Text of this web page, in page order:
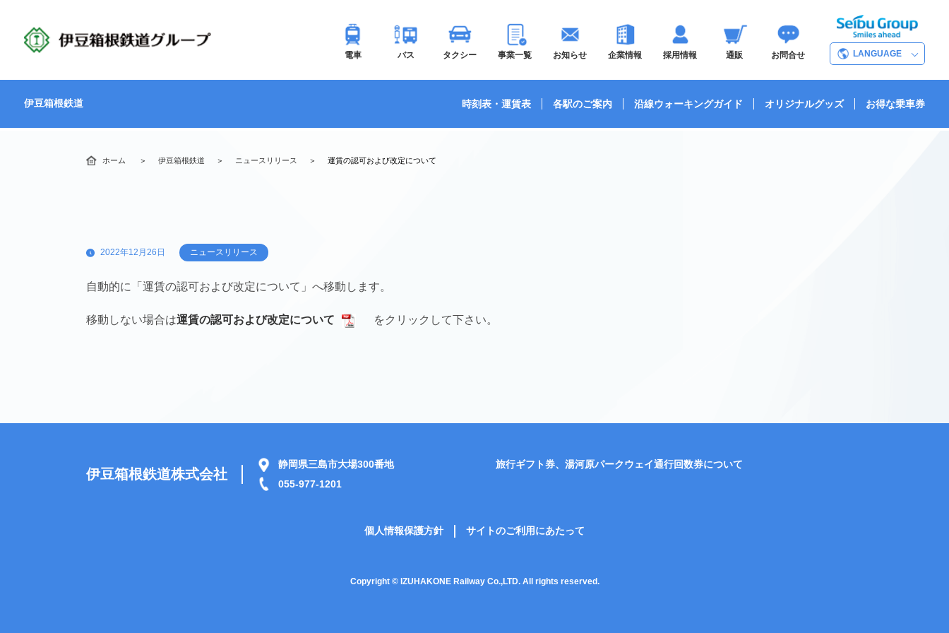
電車 バス タクシー 事業一覧 お知らせ 企業情報 採用情報 通販 お問合せ LANGUAGE
伊豆箱根鉄道 時刻表・運賃表 各駅のご案内 沿線ウォーキングガイド オリジナルグッズ お得な乗車券
ホーム 伊豆箱根鉄道 ニュースリリース 運賃の認可および改定について
2022年12月26日 ニュースリリース
自動的に「運賃の認可および改定について」へ移動します。
移動しない場合は運賃の認可および改定について をクリックして下さい。
伊豆箱根鉄道株式会社
静岡県三島市大場300番地
055-977-1201
旅行ギフト券、湯河原パークウェイ通行回数券について
個人情報保護方針 サイトのご利用にあたって
Copyright © IZUHAKONE Railway Co.,LTD. All rights reserved.